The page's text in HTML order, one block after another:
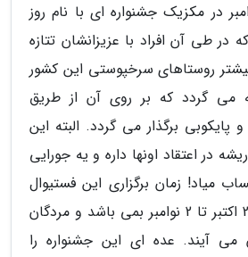
در مکزیک جشنواره ای با نام روز
در طی آن افراد با عزیزانشان تتازه
روستاهای سرخپوستی این کشور
می گردد که بر روی آن از طریق
پایکوبی برگذار می گردد. البته این
در اعتقاد اونها داره و یه جورایی
میاد! زمان برگزاری این فستیوال
هم بین تاریخ های 22 اکتبر تا 2 نوامبر بمی باشد و مردگان
می آیند. عده ای این جشنواره را